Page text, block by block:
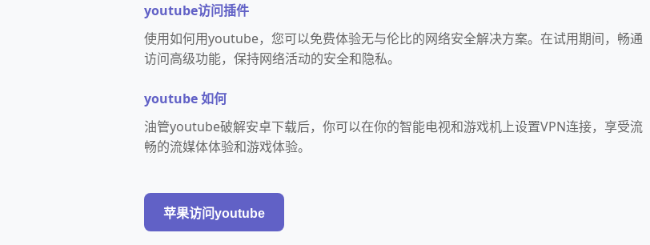
youtube访问插件
使用如何用youtube，您可以免费体验无与伦比的网络安全解决方案。在试用期间，畅通
访问高级功能，保持网络活动的安全和隐私。
youtube 如何
油管youtube破解安卓下载后，你可以在你的智能电视和游戏机上设置VPN连接，享受流
畅的流媒体体验和游戏体验。
苹果访问youtube